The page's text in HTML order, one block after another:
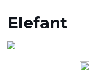
Elefant